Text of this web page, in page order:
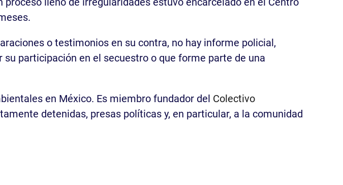
o testimonios en su contra, no hay informe policial,
participación en el secuestro o que forme parte de una
en México. Es miembro fundador del Colectivo
detenidas, presas políticas y, en particular, a la comunidad